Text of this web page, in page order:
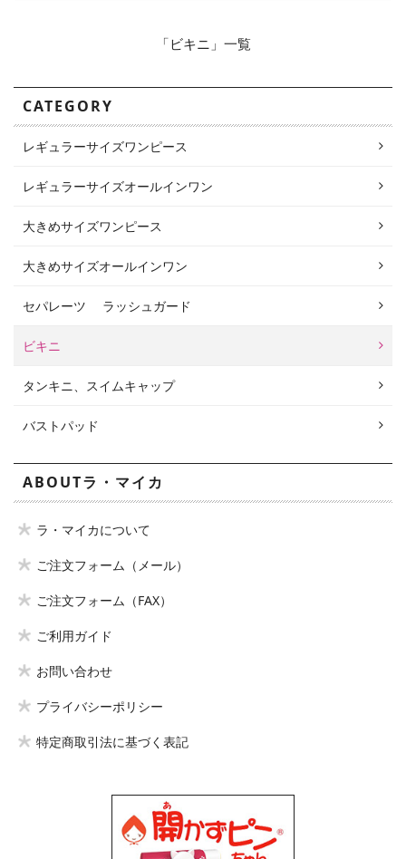
「ビキニ」一覧
CATEGORY
レギュラーサイズワンピース
レギュラーサイズオールインワン
大きめサイズワンピース
大きめサイズオールインワン
セパレーツ ラッシュガード
ビキニ
タンキニ、スイムキャップ
バストパッド
ABOUTラ・マイカ
ラ・マイカについて
ご注文フォーム（メール）
ご注文フォーム（FAX）
ご利用ガイド
お問い合わせ
プライバシーポリシー
特定商取引法に基づく表記